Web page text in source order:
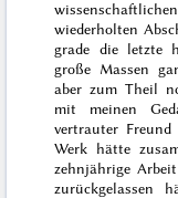
wiederholten
grade die letzte
große Massen
aber zum Theil
mit meinen
vertrauter
Werk hätte
zehnjährige
zurückgelassen